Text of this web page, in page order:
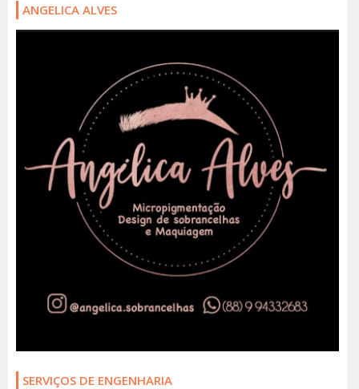
ANGELICA ALVES
SERVIÇOS DE ENGENHARIA